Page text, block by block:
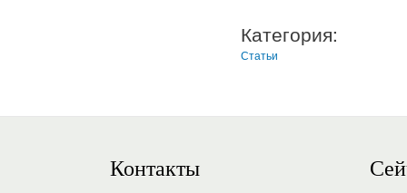
Категория:
Статьи
Контакты